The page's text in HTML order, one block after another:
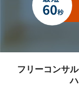
フリーコンサ